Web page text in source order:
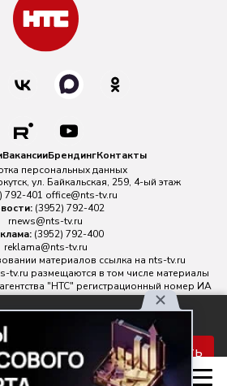
правилами
Принять
ВакансииБрендингКонтакты
персональных данных
ул. Байкальская, 259, 4-ый этаж
792-401 office@nts-tv.ru
(3952) 792-402
rnews@nts-tv.ru
(3952) 792-400
reklama@nts-tv.ru
материалов ссылка на nts-tv.ru
tv.ru размещаются в том числе материалы
"НТС" регистрационный номер ИА
Федеральной службой по
информационных технологий и массовых
Иштулкин Евгений Александрович
16+